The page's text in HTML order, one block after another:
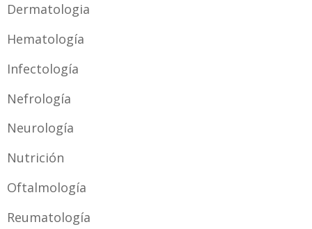
Dermatologia
Hematología
Infectología
Nefrología
Neurología
Nutrición
Oftalmología
Reumatología